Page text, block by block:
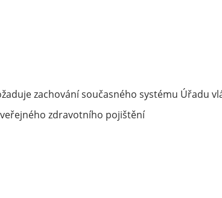
zachování současného systému Úřadu
zdravotního pojištění